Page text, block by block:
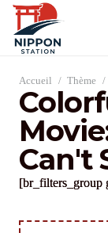
Accueil / Thème /
Can't
[br_filters_group